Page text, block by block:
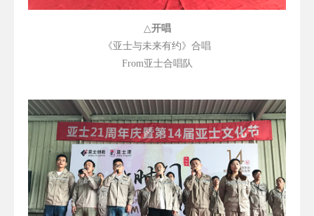
△开唱
《亚士与未来有约》合唱
From亚士合唱队